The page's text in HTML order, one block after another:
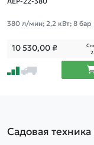
380 л/мин; 2,2 кВт; 8 бар
10 530,00₽
Садовая